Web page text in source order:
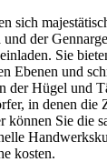
sich
der
Sie
Ebenen und
der Hügel und
in denen die
können Sie die
kosten.